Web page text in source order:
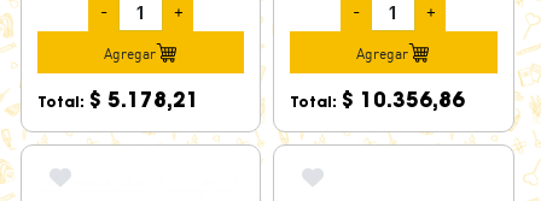
- +
Agregar
Total: $ 5.178,21
- +
Agregar
Total: $ 10.356,86